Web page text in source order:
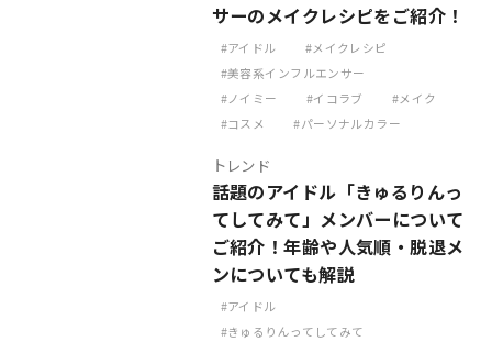
サーのメイクレシピをご紹介！
アイドル
メイクレシピ
美容系インフルエンサー
ノイミー
イコラブ
メイク
コスメ
パーソナルカラー
トレンド
話題のアイドル「きゅるりんっ
てしてみて」メンバーについて
ご紹介！年齢や人気順・脱退メ
ンについても解説
アイドル
きゅるりんってしてみて